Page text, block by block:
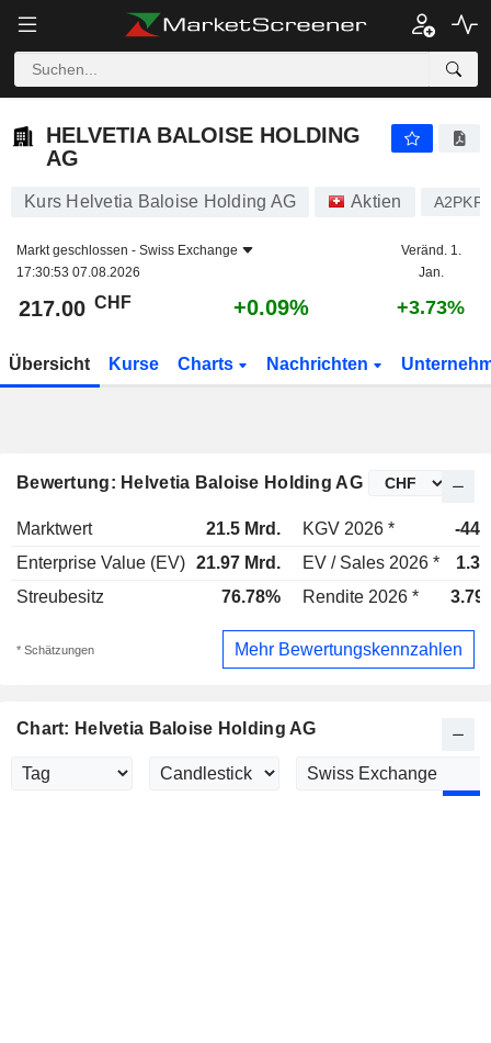
HELVETIA BALOISE HOLDING
AG
Kurs Helvetia Baloise Holding AG Aktien
Markt geschlossen - Swiss Exchange
17:30:53 07.08.2026
Veränd. 1.
Jan.
217.00 CHF +0.09% +3.73%
Übersicht Kurse Charts Nachrichten
Bewertung: Helvetia Baloise Holding AG
Marktwert 21.5 Mrd. KGV 2026 *
-
Enterprise Value (EV) 21.97 Mrd. EV / Sales 2026 *
Streubesitz
76.78% Rendite 2026 *
* Schätzungen Mehr Bewertungskennzahlen
Chart: Helvetia Baloise Holding AG